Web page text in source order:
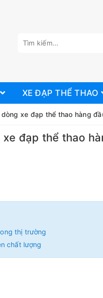
XE ĐẠP THỂ THAO
xe đạp thể thao hàng
đạp thể thao
thị trường
chất lượng